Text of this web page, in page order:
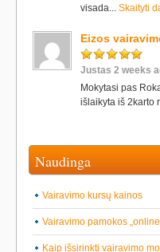
visada... Skaityti
Eizos
Justas 2 weeks
Mokytasi pas
išlaikyta iš 2karto
Naudinga
Vairavimo kursų kainos
Vairavimo pamokos
Kaip išsirinkti vairavimo